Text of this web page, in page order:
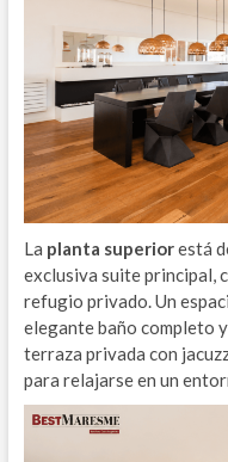
La planta superiorestá
exclusiva suite principal,
refugio privado. Un
elegante baño completo
terraza privada con
para relajarse en un